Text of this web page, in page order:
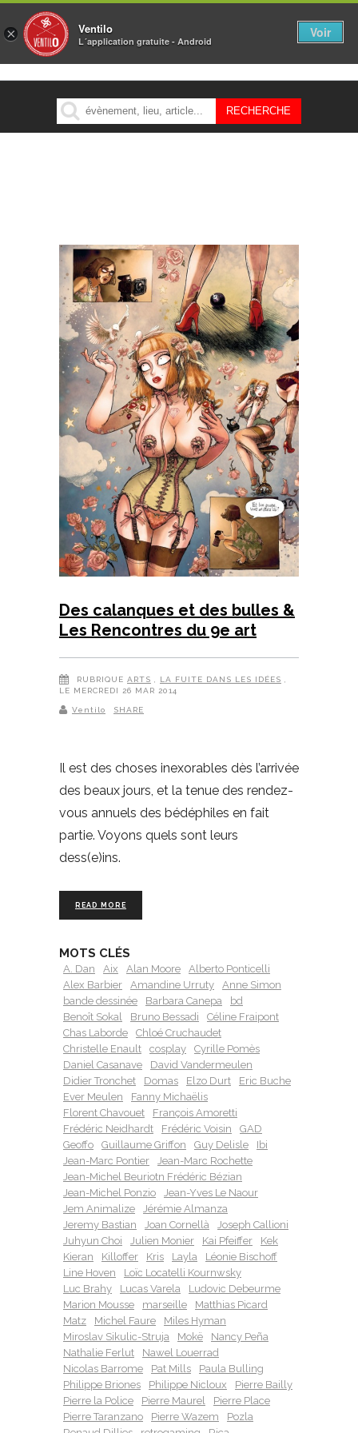
MENU
Des calanques et des bulles &
Les Rencontres du 9e art
RUBRIQUE ARTS LA FUITE DANS LES IDÉES
LE MERCREDI 26 MAR 2014
Ventilo SHARE
Il est des choses inexorables dès l’arrivée
des beaux jours, et la tenue des rendez-
vous annuels des bédéphiles en fait
partie. Voyons quels sont leurs
dess(e)ins.
READ MORE
MOTS CLÉS
A. Dan Aix Alan Moore
Alberto Ponticelli
Alex Barbier
Amandine Urruty
Anne Simon
bande dessinée
Barbara Canepa
bd
Benoît Sokal
Bruno Bessadi
Céline Fraipont
Chas Laborde
Chloé Cruchaudet
Christelle Enault
cosplay
Cyrille Pomès
Daniel Casanave
David Vandermeulen
Didier Tronchet
Domas Elzo Durt
Eric Buche
Ever Meulen
Fanny Michaëlis
Florent Chavouet
François Amoretti
Frédéric Neidhardt
Frédéric Voisin
GAD
Geoffo
Guillaume Griffon Guy Delisle
Ibi
Jean-Marc Pontier
Jean-Marc Rochette
Jean-Michel Beuriotn Frédéric Bézian
Jean-Michel Ponzio
Jean-Yves Le Naour
Jem Animalize
Jérémie Almanza
Jeremy Bastian
Joan Cornellà
Joseph Callioni
Juhyun Choi
Julien Monier Kai Pfeiffer
Kek
Kieran
Killoffer Kris Layla
Léonie Bischoff
Line Hoven
Loïc Locatelli Kournwsky
Luc Brahy
Lucas Varela
Ludovic Debeurme
Marion Mousse
marseille
Matthias Picard
Matz
Michel Faure
Miles Hyman
Miroslav Sikulic-Struja
Mokë
Nancy Peña
Nathalie Ferlut
Nawel Louerrad
Nicolas Barrome
Pat Mills
Paula Bulling
Philippe Briones
Philippe Nicloux
Pierre Bailly
Pierre la Police
Pierre Maurel
Pierre Place
Pierre Taranzano
Pierre Wazem
Pozla
× Ventilo
L´application gratuite - Android
Voir